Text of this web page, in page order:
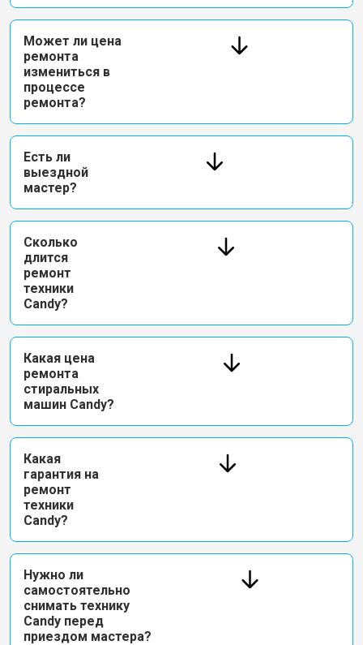
Может ли цена
ремонта
измениться в
процессе
ремонта?
Есть ли
выездной
мастер?
Сколько
длится
ремонт
техники
Candy?
Какая цена
ремонта
стиральных
машин Candy?
Какая
гарантия на
ремонт
техники
Candy?
Нужно ли
самостоятельно
снимать технику
Candy перед
приездом мастера?